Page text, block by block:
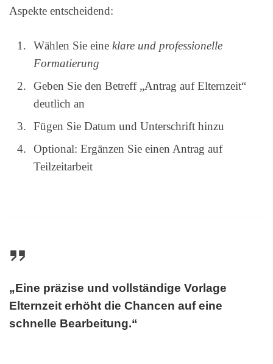
Aspekte entscheidend:
Wählen Sie eine klare und professionelle
Formatierung
Geben Sie den Betreff „Antrag auf Elternzeit“
deutlich an
Fügen Sie Datum und Unterschrift hinzu
Optional: Ergänzen Sie einen Antrag auf
Teilzeitarbeit
„Eine präzise und vollständige Vorlage
Elternzeit erhöht die Chancen auf eine
schnelle Bearbeitung.“